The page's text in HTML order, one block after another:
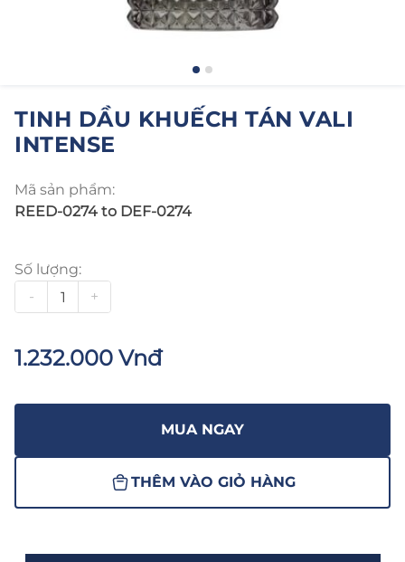
TINH DẦU KHUẾCH TÁN VALI
INTENSE
Mã sản phẩm:
REED-0274 to DEF-0274
Số lượng:
-
+
1.232.000 Vnđ
MUA NGAY
THÊM VÀO GIỎ HÀNG